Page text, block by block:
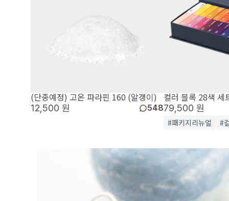
(단종예정) 고온 파라핀 160 (알갱이)
12,500 원 548
컬러 블록 28색 세
79,500 원
#패키지리뉴얼 #